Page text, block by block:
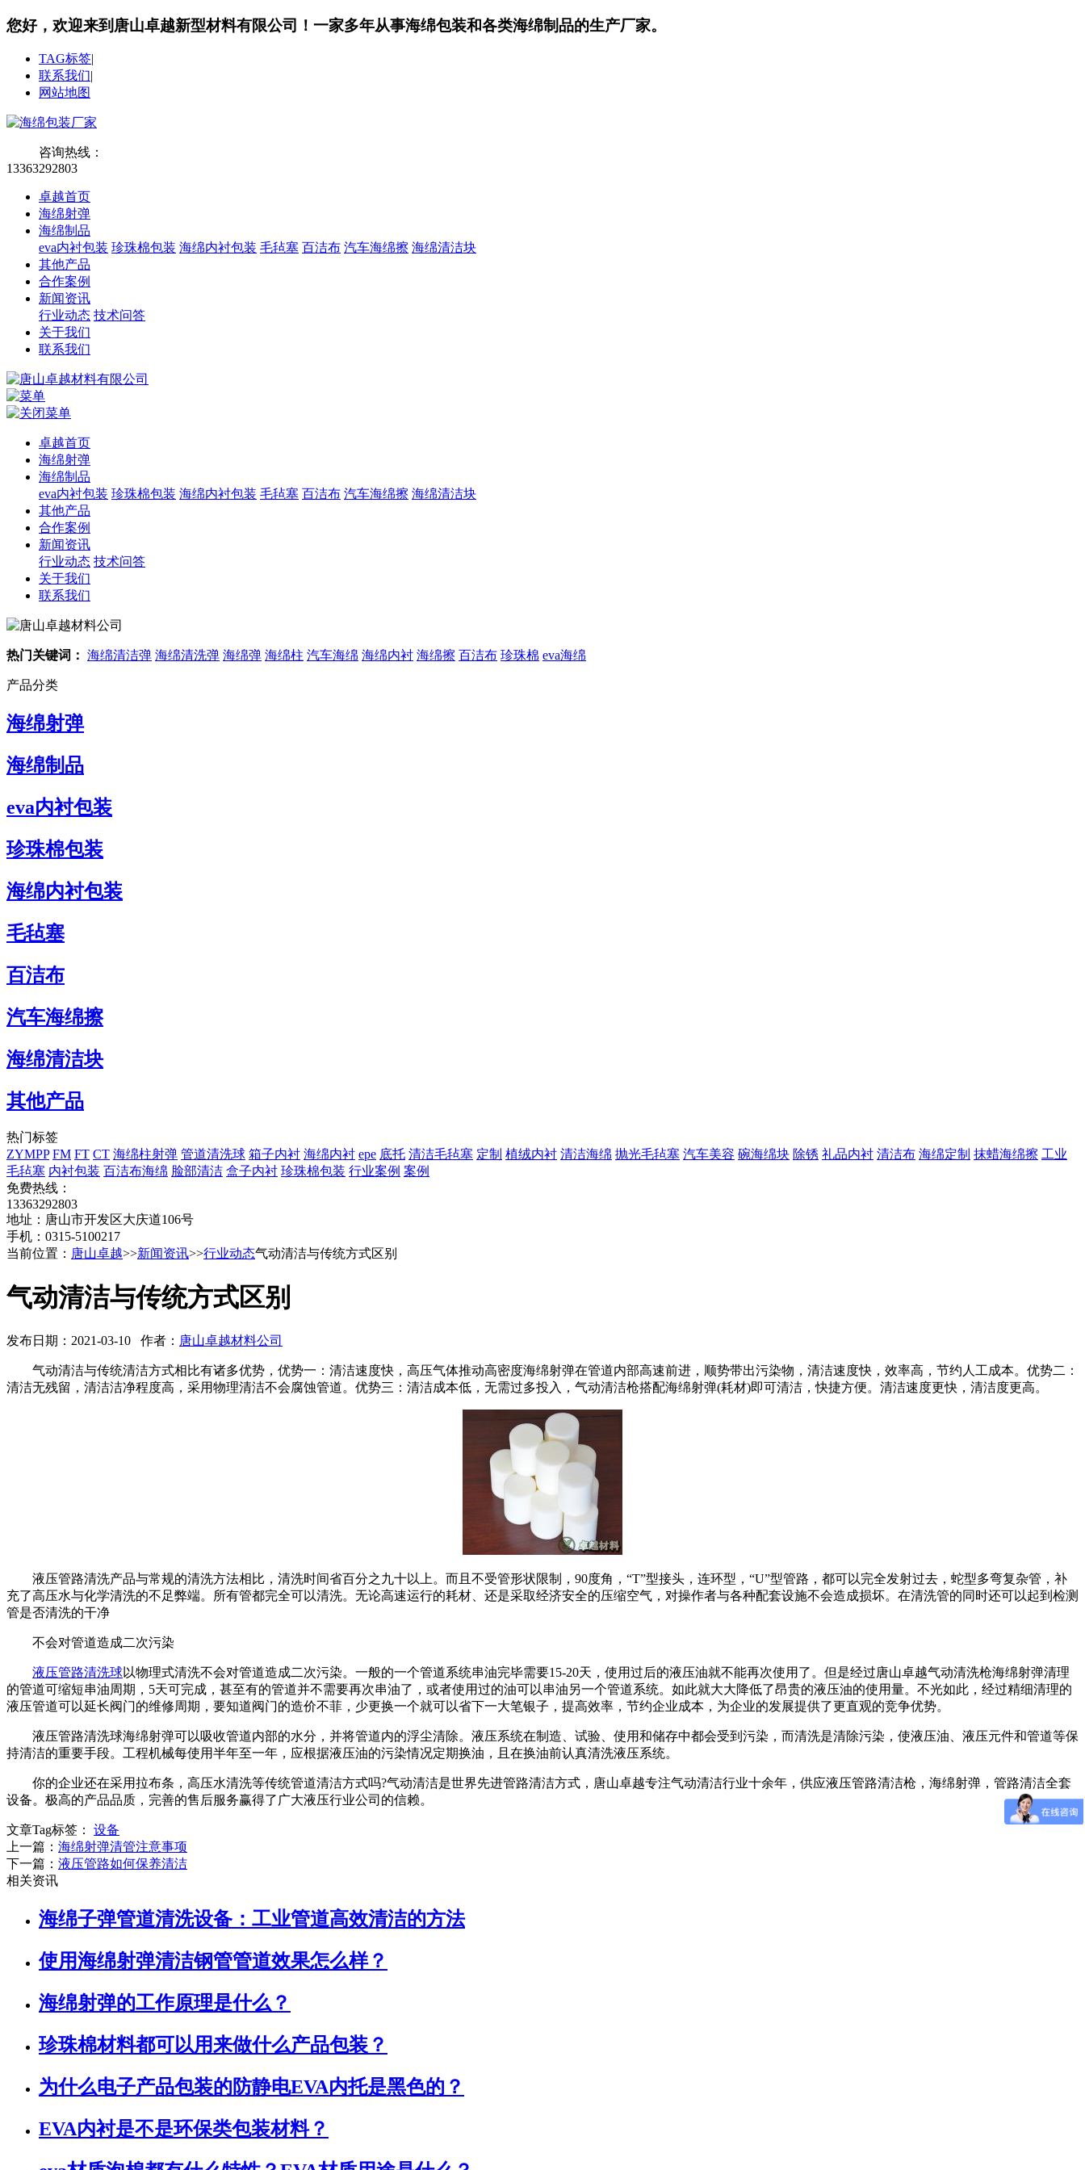
您好，欢迎来到唐山卓越新型材料有限公司！ 一家多年从事海绵包装和各类海绵制品的生产厂家。
TAG标签|
联系我们|
网站地图
咨询热线：
13363292803
卓越首页
海绵射弹
海绵制品
eva内衬包装 珍珠棉包装 海绵内衬包装 毛毡塞 百洁布 汽车海绵擦 海绵清洁块
其他产品
合作案例
新闻资讯
行业动态 技术问答
关于我们
联系我们
卓越首页
海绵射弹
海绵制品
eva内衬包装 珍珠棉包装 海绵内衬包装 毛毡塞 百洁布 汽车海绵擦 海绵清洁块
其他产品
合作案例
新闻资讯
行业动态 技术问答
关于我们
联系我们
热门关键词： 海绵清洁弹 海绵清洗弹 海绵弹 海绵柱 汽车海绵 海绵内衬 海绵擦 百洁布 珍珠棉 eva海绵
产品分类
海绵射弹
海绵制品
eva内衬包装
珍珠棉包装
海绵内衬包装
毛毡塞
百洁布
汽车海绵擦
海绵清洁块
其他产品
热门标签
ZYMPP FM FT CT 海绵柱射弹 管道清洗球 箱子内衬 海绵内衬 epe 底托 清洁毛毡塞 定制 植绒内衬 清洁海绵 抛光毛毡塞 汽车美容 碗海绵块 除锈 礼品内衬 清洁布 海绵定制 抹蜡海绵擦 工业
毛毡塞 内衬包装 百洁布海绵 脸部清洁 盒子内衬 珍珠棉包装 行业案例 案例
免费热线：
13363292803
地址：唐山市开发区大庆道106号
手机：0315-5100217
当前位置： 唐山卓越>>新闻资讯>>行业动态气动清洁与传统方式区别
气动清洁与传统方式区别
发布日期：2021-03-10 作者： 唐山卓越材料公司
气动清洁与传统清洁方式相比有诸多优势，优势一：清洁速度快，高压气体推动高密度海绵射弹在管道内部高速前进，顺势带出污染物，清洁速度快，效率高，节约人工成本。优势二：
清洁无残留，清洁洁净程度高，采用物理清洁不会腐蚀管道。优势三：清洁成本低，无需过多投入，气动清洁枪搭配海绵射弹(耗材)即可清洁，快捷方便。 清洁速度更快，清洁度更高。
液压管路清洗产品与常规的清洗方法相比，清洗时间省百分之九十以上。而且不受管形状限制，90度角，“T”型接头，连环型，“U”型管路，都可以完全发射过去，蛇型多弯复杂管，补
充了高压水与化学清洗的不足弊端。所有管都完全可以清洗。无论高速运行的耗材、还是采取经济安全的压缩空气，对操作者与各种配套设施不会造成损坏。在清洗管的同时还可以起到检测
管是否清洗的干净
不会对管道造成二次污染
液压管路清洗球以物理式清洗不会对管道造成二次污染。一般的一个管道系统串油完毕需要15-20天，使用过后的液压油就不能再次使用了。但是经过唐山卓越气动清洗枪海绵射弹清理
的管道可缩短串油周期，5天可完成，甚至有的管道并不需要再次串油了，或者使用过的油可以串油另一个管道系统。如此就大大降低了昂贵的液压油的使用量。不光如此，经过精细清理的
液压管道可以延长阀门的维修周期，要知道阀门的造价不菲，少更换一个就可以省下一大笔银子，提高效率，节约企业成本，为企业的发展提供了更直观的竞争优势。
液压管路清洗球海绵射弹可以吸收管道内部的水分，并将管道内的浮尘清除。液压系统在制造、试验、使用和储存中都会受到污染，而清洗是清除污染，使液压油、液压元件和管道等保
持清洁的重要手段。工程机械每使用半年至一年，应根据液压油的污染情况定期换油，且在换油前认真清洗液压系统。
你的企业还在采用拉布条，高压水清洗等传统管道清洁方式吗?气动清洁是世界先进管路清洁方式，唐山卓越专注气动清洁行业十余年，供应液压管路清洁枪，海绵射弹，管路清洁全套
设备。极高的产品品质，完善的售后服务赢得了广大液压行业公司的信赖。
文章Tag标签：
设备
上一篇： 海绵射弹清管注意事项
下一篇： 液压管路如何保养清洁
相关资讯
海绵子弹管道清洗设备：工业管道高效清洁的方法
使用海绵射弹清洁钢管管道效果怎么样？
海绵射弹的工作原理是什么？
珍珠棉材料都可以用来做什么产品包装？
为什么电子产品包装的防静电EVA内托是黑色的？
EVA内衬是不是环保类包装材料？